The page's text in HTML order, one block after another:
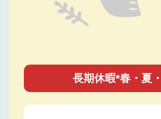
長期休暇*春・夏